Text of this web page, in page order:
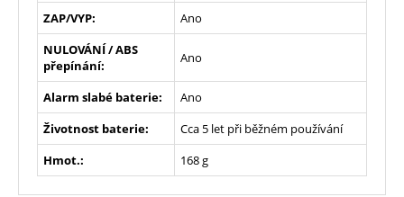
ZAP/VYP:
Ano
NULOVÁNÍ / ABS
přepínání:
Ano
Alarm slabé baterie:
Ano
Životnost baterie:
Cca 5 let při běžném používání
Hmot.:
168 g